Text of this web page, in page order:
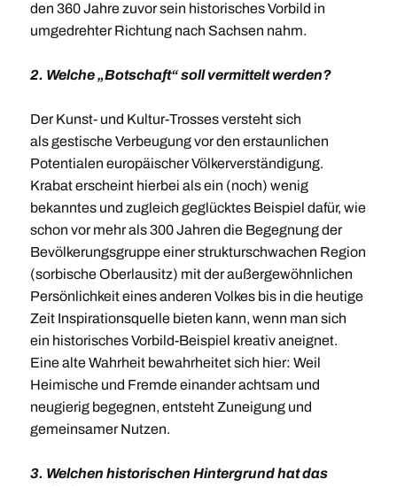
den 360 Jahre zuvor sein historisches Vorbild in
umgedrehter Richtung nach Sachsen nahm.
2. Welche „Botschaft“ soll vermittelt werden?
Der Kunst- und Kultur-Trosses versteht sich
als gestische Verbeugung vor den erstaunlichen
Potentialen europäischer Völkerverständigung.
Krabat erscheint hierbei als ein (noch) wenig
bekanntes und zugleich geglücktes Beispiel dafür, wie
schon vor mehr als 300 Jahren die Begegnung der
Bevölkerungsgruppe einer strukturschwachen Region
(sorbische Oberlausitz) mit der außergewöhnlichen
Persönlichkeit eines anderen Volkes bis in die heutige
Zeit Inspirationsquelle bieten kann, wenn man sich
ein historisches Vorbild-Beispiel kreativ aneignet.
Eine alte Wahrheit bewahrheitet sich hier: Weil
Heimische und Fremde einander achtsam und
neugierig begegnen, entsteht Zuneigung und
gemeinsamer Nutzen.
3. Welchen historischen Hintergrund hat das